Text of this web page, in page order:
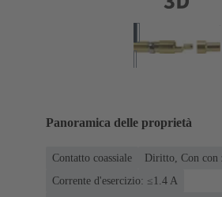
Panoramica delle proprietà
Contatto coassiale
Diritto, Con con
Corrente d'esercizio: ≤1.4 A